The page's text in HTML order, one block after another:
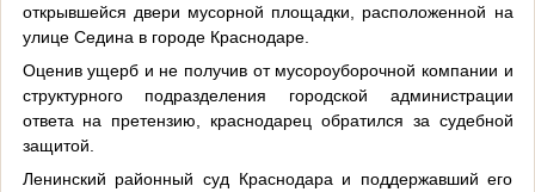
открывшейся двери мусорной площадки, расположенной на
улице Седина в городе Краснодаре.
Оценив ущерб и не получив от мусороуборочной компании и
структурного подразделения городской администрации
ответа на претензию, краснодарец обратился за судебной
защитой.
Ленинский районный суд Краснодара и поддержавший его